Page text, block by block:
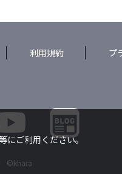
利用規約 プ
©khara
ご利用ください。